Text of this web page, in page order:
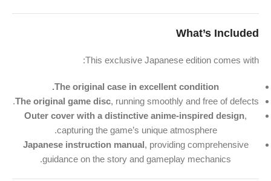
What’s Included
This exclusive Japanese edition comes with:
The original case in excellent condition.
The original game disc, running smoothly and free of defects.
Outer cover with a distinctive anime-inspired design,
capturing the game’s unique atmosphere.
Japanese instruction manual, providing comprehensive
guidance on the story and gameplay mechanics.